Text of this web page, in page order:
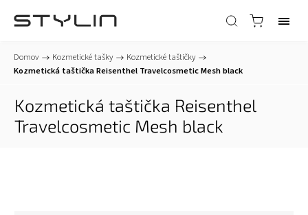
Domov / Kozmetické tašky / Kozmetické taštičky /
Kozmetická taštička Reisenthel Travelcosmetic Mesh black
Kozmetická taštička Reisenthel
Travelcosmetic Mesh black